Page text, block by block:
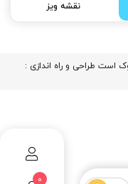
0
نقشه ویز
است طراحی و راه اندازی :